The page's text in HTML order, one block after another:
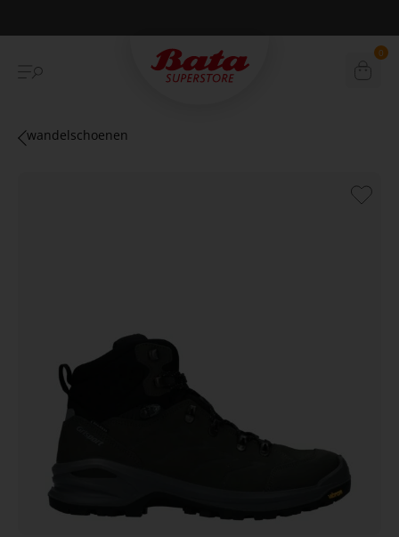
Betaal achteraf met Klarna 0
wandelschoenen